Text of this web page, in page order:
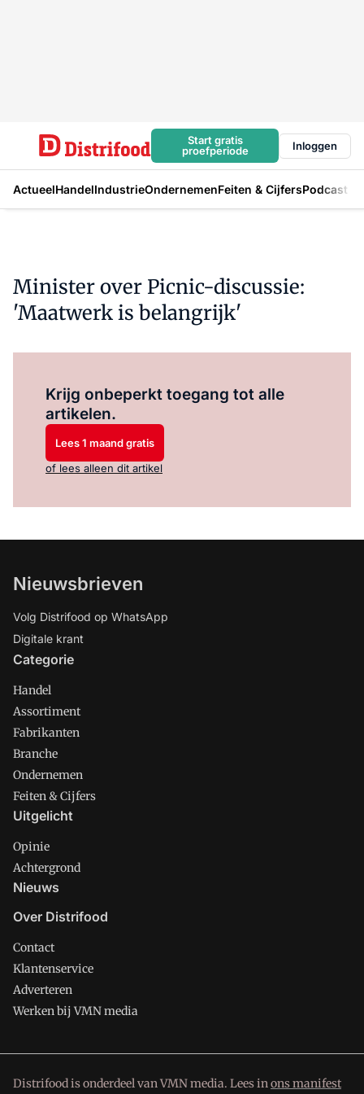
Start gratis
proefperiode
Inloggen
ActueelHandelIndustrieOndernemenFeiten & CijfersPodcast
Minister over Picnic-discussie:
'Maatwerk is belangrijk'
Krijg onbeperkt toegang tot alle
artikelen.
Lees 1 maand gratis
of lees alleen dit artikel
Nieuwsbrieven
Volg Distrifood op WhatsApp
Digitale krant
Categorie
Handel
Assortiment
Fabrikanten
Branche
Ondernemen
Feiten & Cijfers
Uitgelicht
Opinie
Achtergrond
Nieuws
Over Distrifood
Contact
Klantenservice
Adverteren
Werken bij VMN media
Distrifood is onderdeel van VMN media. Lees inons manifest